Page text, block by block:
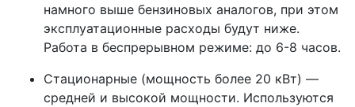
намного выше бензиновых аналогов, при этом
эксплуатационные расходы будут ниже.
Работа в беспрерывном режиме: до 6-8 часов.
Стационарные (мощность более 20 кВт) —
средней и высокой мощности. Используются